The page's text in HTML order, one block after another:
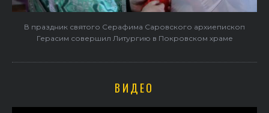
В праздник святого Серафима Саровского архиепископ
Герасим совершил Литургию в Покровском храме
ВИДЕО